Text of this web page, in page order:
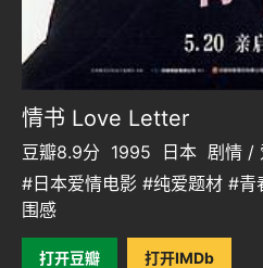
情书 Love Letter
豆瓣8.9分 1995 日本 剧情 /
#日本爱情电影 #纯爱题材 #
围感
打开豆瓣 打开IMDb